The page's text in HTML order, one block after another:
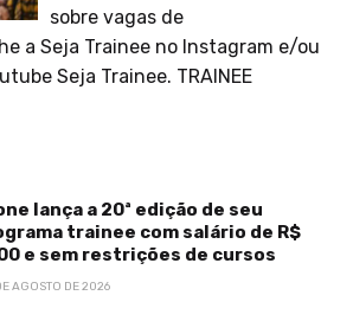
sobre vagas de
a Seja Trainee no Instagram e/ou
Seja Trainee. TRAINEE
lança a 20ª edição de seu
trainee com salário de R$
e sem restrições de cursos
AGOSTO DE 2026